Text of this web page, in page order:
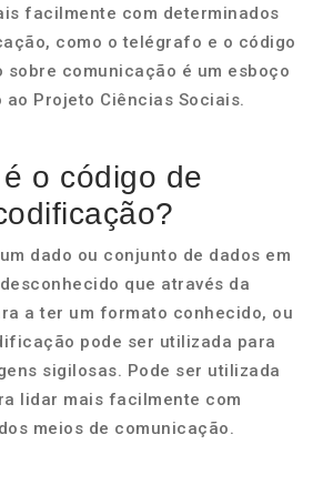
facilmente com determinados
como o telégrafo e o código
sobre comunicação é um esboço
ao Projeto Ciências Sociais.
o código de
dado ou conjunto de dados em
que através da
a ter um formato conhecido, ou
pode ser utilizada para
sigilosas. Pode ser utilizada
lidar mais facilmente com
meios de comunicação.